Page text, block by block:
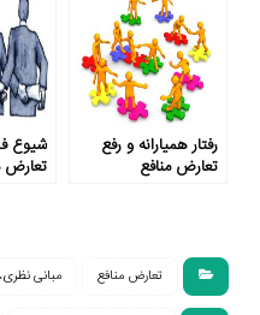
رفتار همیارانه و رفع
تعارض منافع
شیوع
تعارض
تعارض منافع مبانی